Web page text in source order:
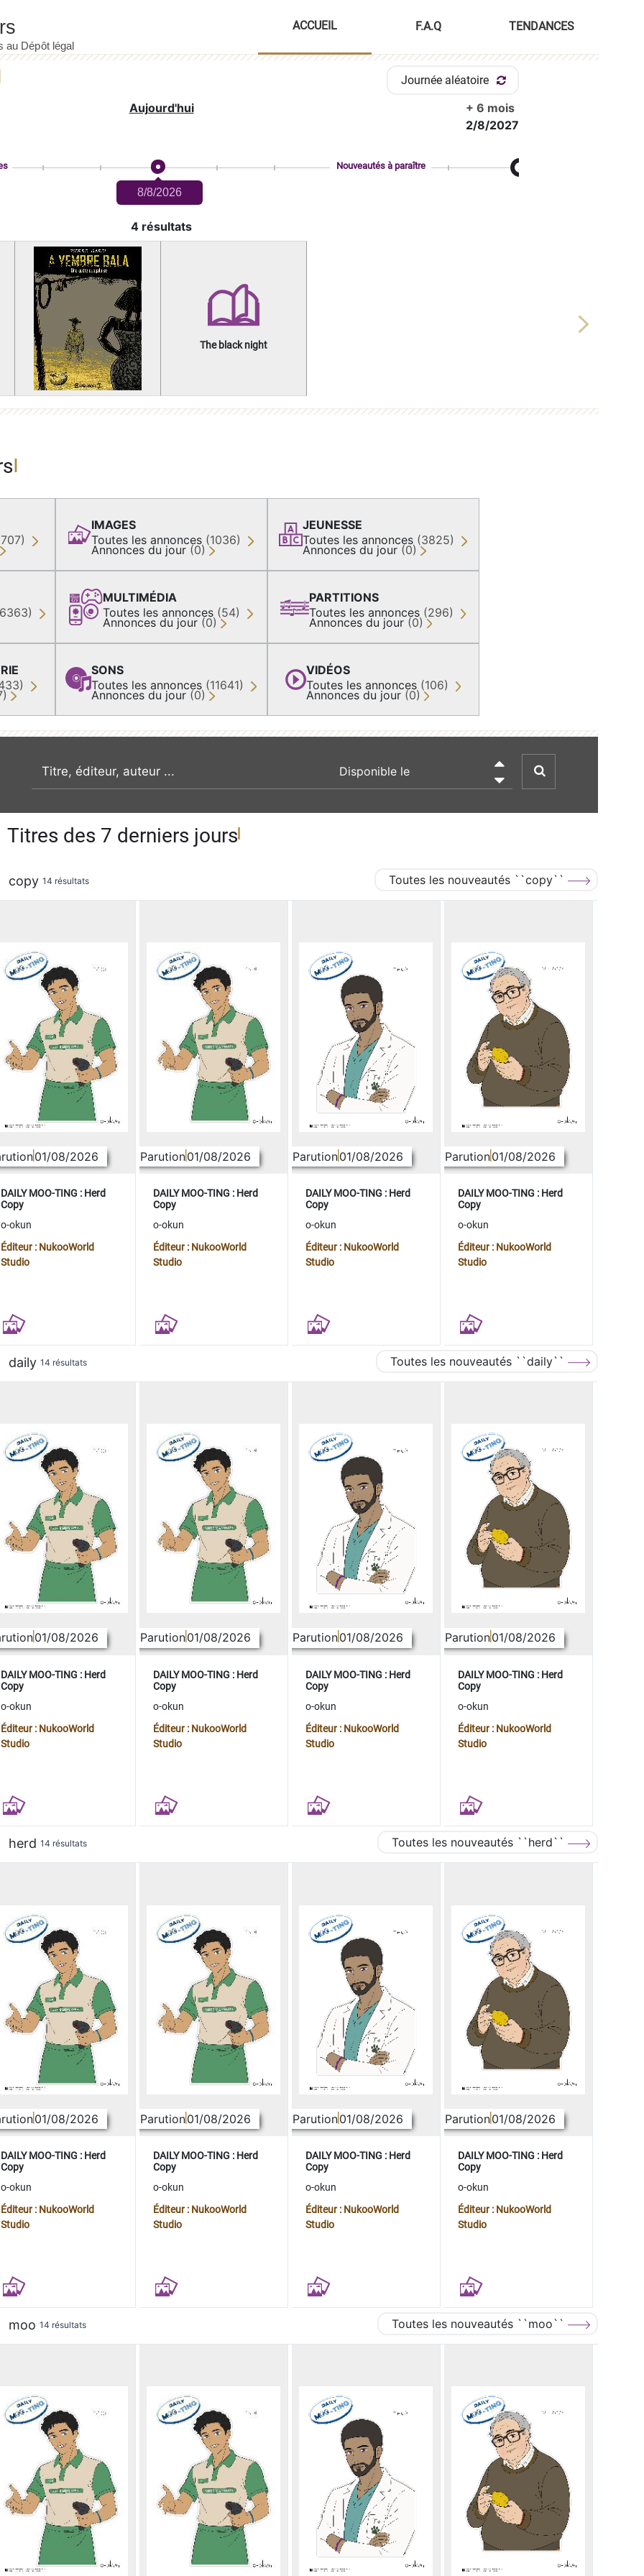
ACCUEIL F.A.Q TENDANCES
Journée aléatoire
Aujourd'hui
+ 6 mois
2/8/2027
8/8/2026
Nouveautés à paraître
4 résultats
The black night
Next
IMAGES
Toutes les annonces (1036)
Annonces du jour (0)
MULTIMÉDIA
Toutes les annonces (54)
Annonces du jour (0)
SONS
Toutes les annonces (11641)
Annonces du jour (0)
JEUNESSE
Toutes les annonces (3825)
Annonces du jour (0)
PARTITIONS
Toutes les annonces (296)
Annonces du jour (0)
VIDÉOS
Toutes les annonces (106)
Annonces du jour (0)
recherche par mot clé

Titres des 7 derniers jours
copy 14 résultats Toutes les nouveautés ``copy``
01/08/2026
DAILY MOO-TING : Herd
Copy
o-okun
Éditeur : NukooWorld
Studio
Parution01/08/2026
DAILY MOO-TING : Herd
Copy
o-okun
Éditeur : NukooWorld
Studio
Parution01/08/2026
DAILY MOO-TING : Herd
Copy
o-okun
Éditeur : NukooWorld
Studio
Parution01/08/2026
DAILY MOO-TING : Herd
Copy
o-okun
Éditeur : NukooWorld
Studio
daily 14 résultats Toutes les nouveautés ``daily``
01/08/2026
DAILY MOO-TING : Herd
Copy
o-okun
Éditeur : NukooWorld
Studio
Parution01/08/2026
DAILY MOO-TING : Herd
Copy
o-okun
Éditeur : NukooWorld
Studio
Parution01/08/2026
DAILY MOO-TING : Herd
Copy
o-okun
Éditeur : NukooWorld
Studio
Parution01/08/2026
DAILY MOO-TING : Herd
Copy
o-okun
Éditeur : NukooWorld
Studio
herd 14 résultats Toutes les nouveautés ``herd``
01/08/2026
DAILY MOO-TING : Herd
Copy
o-okun
Éditeur : NukooWorld
Studio
Parution01/08/2026
DAILY MOO-TING : Herd
Copy
o-okun
Éditeur : NukooWorld
Studio
Parution01/08/2026
DAILY MOO-TING : Herd
Copy
o-okun
Éditeur : NukooWorld
Studio
Parution01/08/2026
DAILY MOO-TING : Herd
Copy
o-okun
Éditeur : NukooWorld
Studio
moo 14 résultats Toutes les nouveautés ``moo``